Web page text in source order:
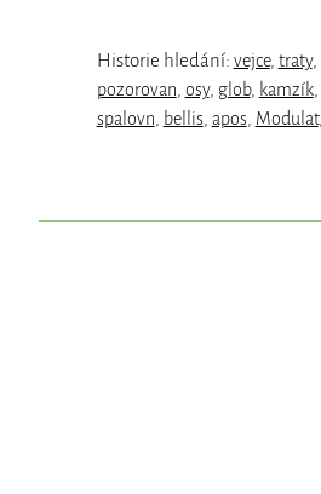
Historie hledání: vejce, traty,
pozorovan osy, glob, kamzík,
spalovn
bellis apos Modulat,